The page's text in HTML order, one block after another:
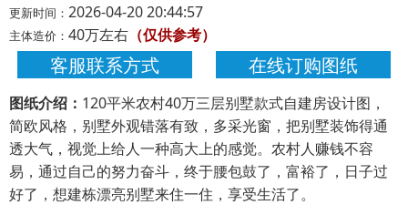
更新时间： 2026-04-20 20:44:57
主体造价： 40万左右 （仅供参考）
客服联系方式 在线订购图纸
图纸介绍： 120平米农村40万三层别墅款式自建房设计图，
简欧风格，别墅外观错落有致，多采光窗，把别墅装饰得通
透大气，视觉上给人一种高大上的感觉。农村人赚钱不容
易，通过自己的努力奋斗，终于腰包鼓了，富裕了，日子过
好了，想建栋漂亮别墅来住一住，享受生活了。